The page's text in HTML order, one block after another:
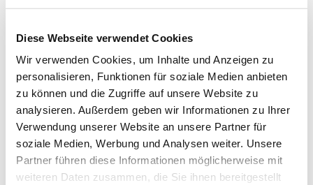
Diese Webseite verwendet Cookies
Wir verwenden Cookies, um Inhalte und Anzeigen zu
personalisieren, Funktionen für soziale Medien anbieten
zu können und die Zugriffe auf unsere Website zu
analysieren. Außerdem geben wir Informationen zu Ihrer
Verwendung unserer Website an unsere Partner für
soziale Medien, Werbung und Analysen weiter. Unsere
Partner führen diese Informationen möglicherweise mit
weiteren Daten zusammen, die Sie ihnen bereitgestellt
33102 Paderborn
Anmeldung bei 0176 519 101 10
Gruppe von Anonymen Alkoholikern und
Alkoholikerinnen
Anmeldung bei 0176 519 101 10